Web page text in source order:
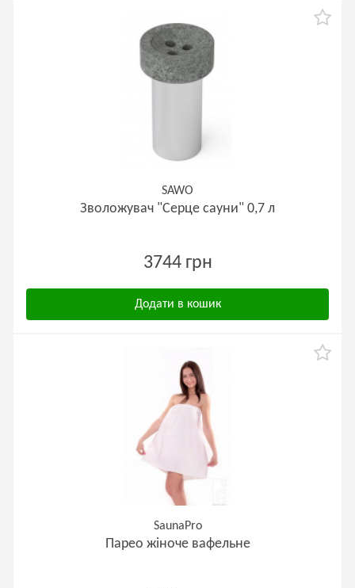
SAWO
Зволожувач "Серце сауни" 0,7 л
3744 грн
Додати в кошик
SaunaPro
Парео жіноче вафельне